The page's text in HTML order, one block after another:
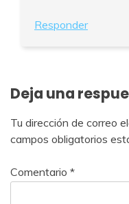
Responder
Deja una
Tu dirección de correo
campos obligatorios
Comentario *